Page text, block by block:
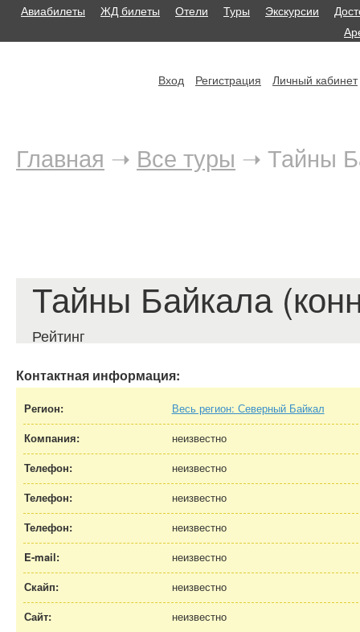
Авиабилеты ЖД билеты Отели Туры Экскурсии
Вход Регистрация Личный кабинет
Главная ➝ Все туры ➝ Тайны
Тайны Байкала
Рейтинг
Контактная информация:
Регион:
Весь регион: Северный Байкал
Компания:
неизвестно
Телефон:
неизвестно
Телефон:
неизвестно
Телефон:
неизвестно
E-mail:
неизвестно
Скайп:
неизвестно
Сайт:
неизвестно